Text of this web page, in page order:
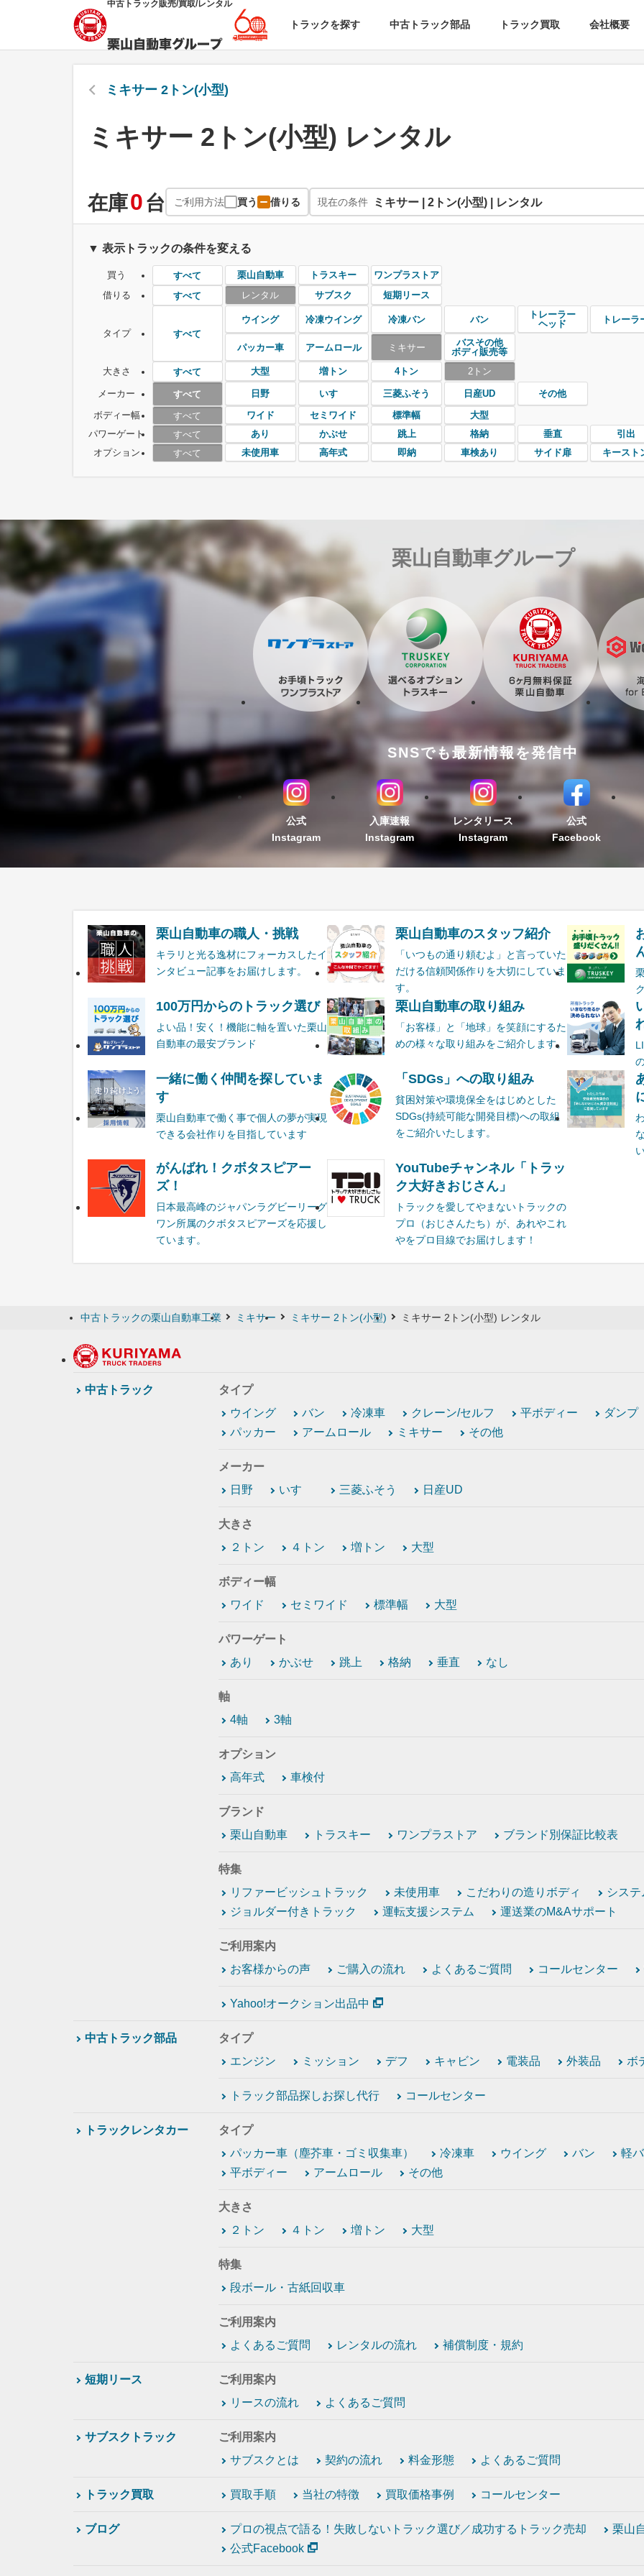
中古トラック販売/買取/レンタル
トラックを探す 中古トラック部品 トラック買取 会社概要
ミキサー 2トン(小型)
ミキサー 2トン(小型) レンタル
在庫0台 ご利用方法 買う 借りる 現在の条件 ミキサー | 2トン(小型) | レンタル
▼ 表示トラックの条件を変える
買う すべて 栗山自動車 トラスキー
ワンプラストア
借りる
すべて レンタル サブスク 短期リース
タイプ すべて
ウイング 冷凍ウイング 冷凍バン バン
トレーラー
ヘッド
トレーラ
パッカー車 アームロール ミキサー
バスその他
ボディ販売等
大きさ
すべて 大型 増トン 4トン 2トン
メーカー すべて 日野 いすゞ 三菱ふそう 日産UD
その他
ボディー幅
すべて ワイド セミワイド 標準幅
大型
パワーゲート
すべて あり かぶせ 跳上 格納 垂直 引出
オプション
すべて 未使用車 高年式 即納 車検あり サイド扉 キースト
栗山自動車グループ
SNSでも最新情報を発信中
公式
Instagram
入庫速報
Instagram
レンタリース
Instagram
公式
Facebook
栗山自動車の職人・挑戦
キラリと光る逸材にフォーカスしたイ
ンタビュー記事をお届けします。
栗山自動車のスタッフ紹介
「いつもの通り頼むよ」と言っていた
だける信頼関係作りを大切にしていま
す。
100万円からのトラック選び
よい品！安く！機能に軸を置いた栗山
自動車の最安ブランド
栗山自動車の取り組み
「お客様」と「地球」を笑顔にするた
めの様々な取り組みをご紹介します。
一緒に働く仲間を探していま
す
栗山自動車で働く事で個人の夢が実現
できる会社作りを目指しています
「SDGs」への取り組み
貧困対策や環境保全をはじめとした
SDGs(持続可能な開発目標)への取組
をご紹介いたします。
がんばれ！クボタスピアー
ズ！
日本最高峰のジャパンラグビーリーグ
ワン所属のクボタスピアーズを応援し
ています。
YouTubeチャンネル「トラッ
ク大好きおじさん」
トラックを愛してやまないトラックの
プロ（おじさんたち）が、あれやこれ
やをプロ目線でお届けします！
中古トラックの栗山自動車工業 ミキサー ミキサー 2トン(小型) ミキサー 2トン(小型) レンタル
中古トラック
タイプ
ウイング
バン 冷凍車 クレーン/セルフ 平ボディー ダンプ
パッカー
アームロール ミキサー その他
メーカー
日野
いすゞ 三菱ふそう 日産UD
大きさ
２トン
４トン 増トン 大型
ボディー幅
ワイド
セミワイド 標準幅 大型
パワーゲート
あり
かぶせ 跳上 格納 垂直 なし
軸
4軸
3軸
オプション
高年式
車検付
ブランド
栗山自動車
トラスキー ワンプラストア ブランド別保証比較表
特集
リファービッシュトラック
未使用車 こだわりの造りボディ
シス
ジョルダー付きトラック
運転支援システム 運送業のM&Aサポート
ご利用案内
お客様からの声
ご購入の流れ よくあるご質問 コールセンター
Yahoo!オークション出品中
中古トラック部品
タイプ
エンジン
ミッション デフ キャビン 電装品 外装品 ボ
トラック部品探しお探し代行 コールセンター
トラックレンタカー
タイプ
パッカー車（塵芥車・ゴミ収集車）
冷凍車 ウイング バン 軽
平ボディー
アームロール その他
大きさ
２トン
４トン 増トン 大型
特集
段ボール・古紙回収車
ご利用案内
よくあるご質問
レンタルの流れ 補償制度・規約
短期リース
ご利用案内
リースの流れ
よくあるご質問
サブスクトラック
ご利用案内
サブスクとは
契約の流れ 料金形態 よくあるご質問
トラック買取 買取手順 当社の特徴 買取価格事例 コールセンター
ブログ プロの視点で語る！失敗しないトラック選び／成功するトラック売却 栗山
公式Facebook